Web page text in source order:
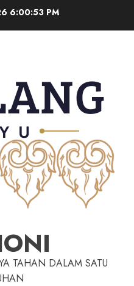
6:00:54 PM
TAHAN DALAM SATU